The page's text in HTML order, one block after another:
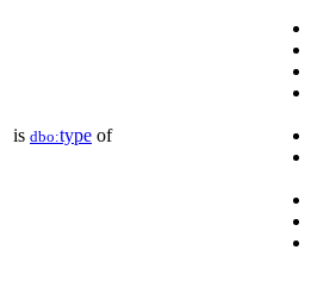
is dbo:type of